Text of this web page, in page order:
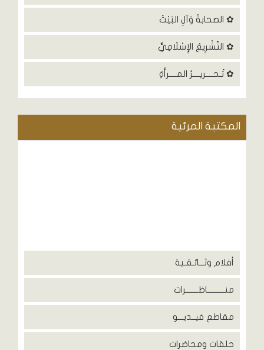
✿ الصحابةُ وَآلِ البَيْتَ
✿ التَّشْرِيعُ الإِسْلَامِيُّ
✿ تَـحــــريــــرُ المــــرأَةِ
المكتبة المرئية
أفلام وثـــائـقـية
منــــــــــاظـــــــرات
مقاطع فيــديـــو
حلقات ومحاضرات